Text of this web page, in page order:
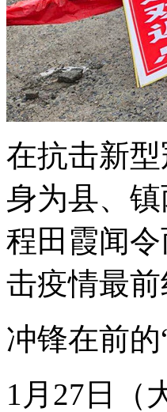
在抗击新
身为县、
程田霞闻
击疫情最
冲锋在前的
1月27日（